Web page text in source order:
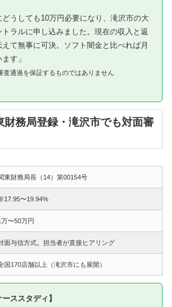
どうしても10万円必要になり、滝沢市の大
ラルに申し込みました。現在の収入と返
て無事に可決。ソフト闇金と比べれば月
す」
通過を保証するものではありません
務局登録・滝沢市でも対面審
東財務局長（14）第00154号
17.95〜19.94%
万〜50万円
面与信方式。担当者が直接ヒアリング
国170店舗以上（滝沢市にも展開）
ススタディ】